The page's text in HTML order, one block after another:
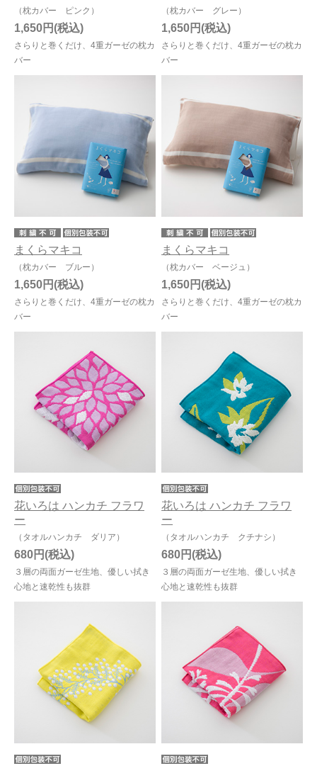
（枕カバー ピンク）
さらりと巻くだけ、4重ガーゼの枕カ
バー
1,650円
（枕カバー グレー）
さらりと巻くだけ、4重ガーゼの枕カ
バー
1,650円
まくらマキコ
（枕カバー ブルー）
さらりと巻くだけ、4重ガーゼの枕カ
バー
1,650円
まくらマキコ
（枕カバー ベージュ）
さらりと巻くだけ、4重ガーゼの枕カ
バー
1,650円
花いろは ハンカチ フラワ
ー
（タオルハンカチ ダリア）
３層の両面ガーゼ生地、優しい拭き
心地と速乾性も抜群
680円
花いろは ハンカチ フラワ
ー
（タオルハンカチ クチナシ）
３層の両面ガーゼ生地、優しい拭き
心地と速乾性も抜群
680円